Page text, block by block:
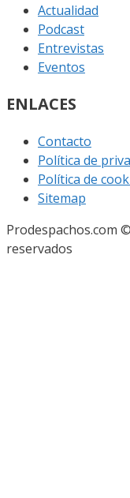
Actualidad
Podcast
Entrevistas
Eventos
ENLACES
Contacto
Política de
Política de
Sitemap
Prodespachos.com
reservados